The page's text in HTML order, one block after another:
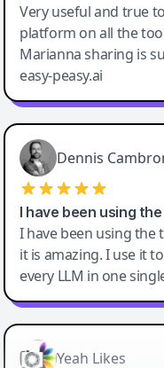
Very useful and true
platform on all the
Marianna sharing is
easy-peasy.ai
Dennis
I have been using
I have been using the
it is amazing. I use it
every LLM in one
Yeah Likes